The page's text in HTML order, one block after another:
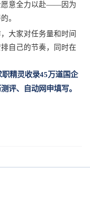
意全力以赴——因为
。
大家对任务量和时间
自己的节奏，同时在
职精灵收录45万道国企
评、自动网申填写。